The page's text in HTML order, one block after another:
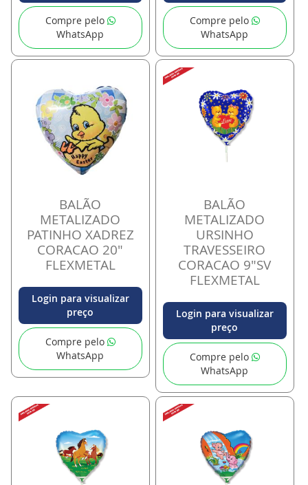
Compre pelo
WhatsApp
Compre pelo
WhatsApp
BALÃO
METALIZADO
PATINHO XADREZ
CORACAO 20"
FLEXMETAL
Login para visualizar
preço
Compre pelo
WhatsApp
BALÃO
METALIZADO
URSINHO
TRAVESSEIRO
CORACAO 9"SV
FLEXMETAL
Login para visualizar
preço
Compre pelo
WhatsApp